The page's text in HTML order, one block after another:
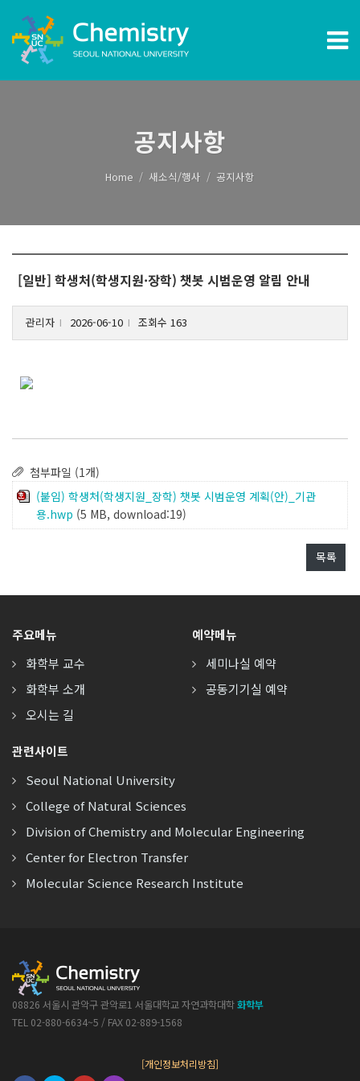
공지사항
Home 새소식/행사 공지사항
[일반] 학생처(학생지원·장학) 챗봇 시범운영 알림 안내
관리자 2026-06-10 조회수 163
첨부파일 (1개)
(붙임) 학생처(학생지원_장학) 챗봇 시범운영 계획(안)_기관
용.hwp (5 MB, download:19)
목록
주요메뉴
화학부 교수
화학부 소개
오시는 길
예약메뉴
세미나실 예약
공동기기실 예약
관련사이트
Seoul National University
College of Natural Sciences
Division of Chemistry and Molecular Engineering
Center for Electron Transfer
Molecular Science Research Institute
08826 서울시 관악구 관악로1 서울대학교 자연과학대학화학부
TEL 02-880-6634~5 / FAX 02-889-1568
[개인정보처리방침]